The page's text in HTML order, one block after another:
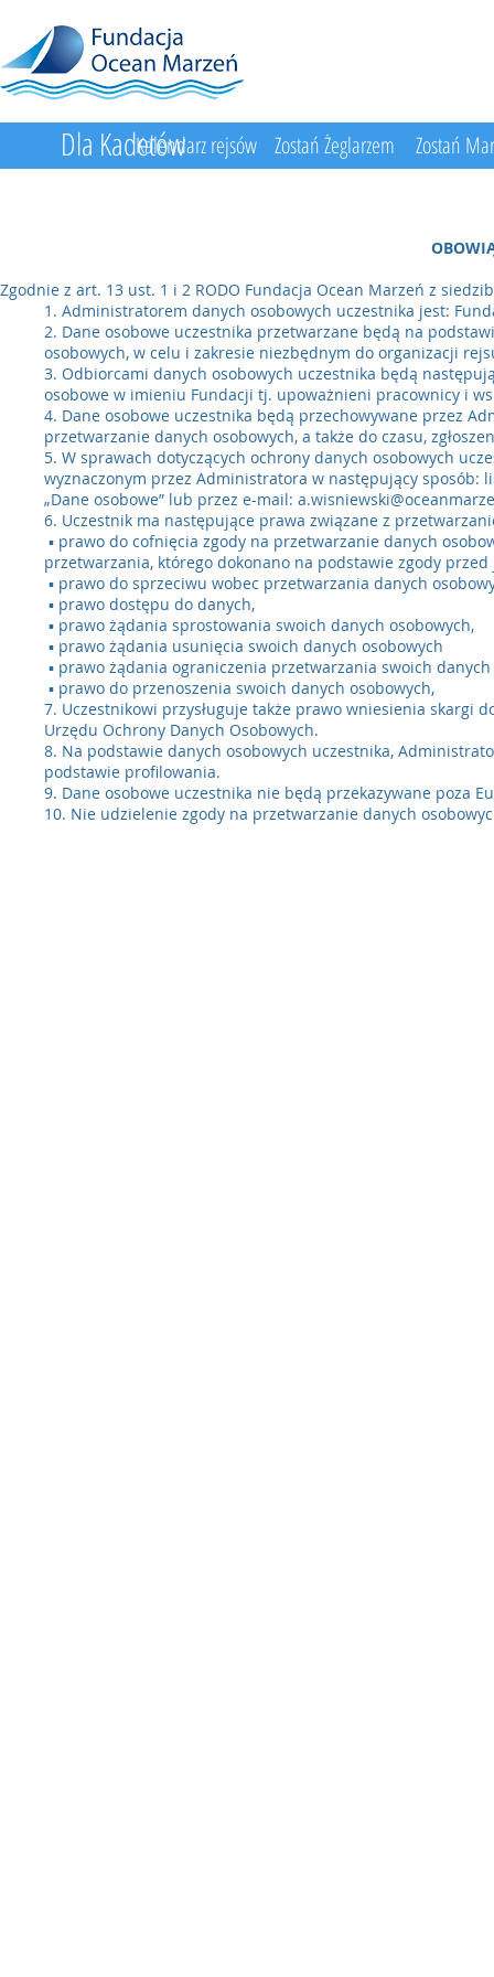
Dla KadetówKalendarz rejsów Zostań Żeglarzem Zostań
Zgodnie z art. 13 ust. 1 i 2 RODO Fundacja Ocean Marzeń z
1. Administratorem danych osobowych uczestnika jest:
2. Dane osobowe uczestnika przetwarzane będą na
osobowych, w celu i zakresie niezbędnym do organizacji
3. Odbiorcami danych osobowych uczestnika będą
osobowe w imieniu Fundacji tj. upoważnieni pracownicy i
4. Dane osobowe uczestnika będą przechowywane przez
przetwarzanie danych osobowych, a także do czasu,
5. W sprawach dotyczących ochrony danych osobowych
wyznaczonym przez Administratora w następujący sposób:
„Dane osobowe” lub przez e-mail:
6. Uczestnik ma następujące prawa związane z
▪ prawo do cofnięcia zgody na przetwarzanie danych
przetwarzania, którego dokonano na podstawie zgody
▪ prawo do sprzeciwu wobec przetwarzania danych
▪ prawo dostępu do danych,
▪ prawo żądania sprostowania swoich danych osobowych,
▪ prawo żądania usunięcia swoich danych osobowych
▪ prawo żądania ograniczenia przetwarzania swoich danych
▪ prawo do przenoszenia swoich danych osobowych,
7. Uczestnikowi przysługuje także prawo wniesienia skargi
Urzędu Ochrony Danych Osobowych.
8. Na podstawie danych osobowych uczestnika,
podstawie profilowania.
9. Dane osobowe uczestnika nie będą przekazywane poza
10. Nie udzielenie zgody na przetwarzanie danych